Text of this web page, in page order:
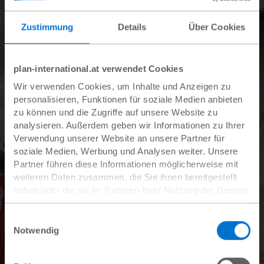
Zustimmung Details Über Cookies
plan-international.at verwendet Cookies
Wir verwenden Cookies, um Inhalte und Anzeigen zu
personalisieren, Funktionen für soziale Medien anbieten
zu können und die Zugriffe auf unsere Website zu
analysieren. Außerdem geben wir Informationen zu Ihrer
Verwendung unserer Website an unsere Partner für
soziale Medien, Werbung und Analysen weiter. Unsere
Partner führen diese Informationen möglicherweise mit
weiteren Daten zusammen, die Sie ihnen bereitgestellt
haben oder die sie im Rahmen Ihrer Nutzung der Dienste
gesammelt haben.
Notwendig